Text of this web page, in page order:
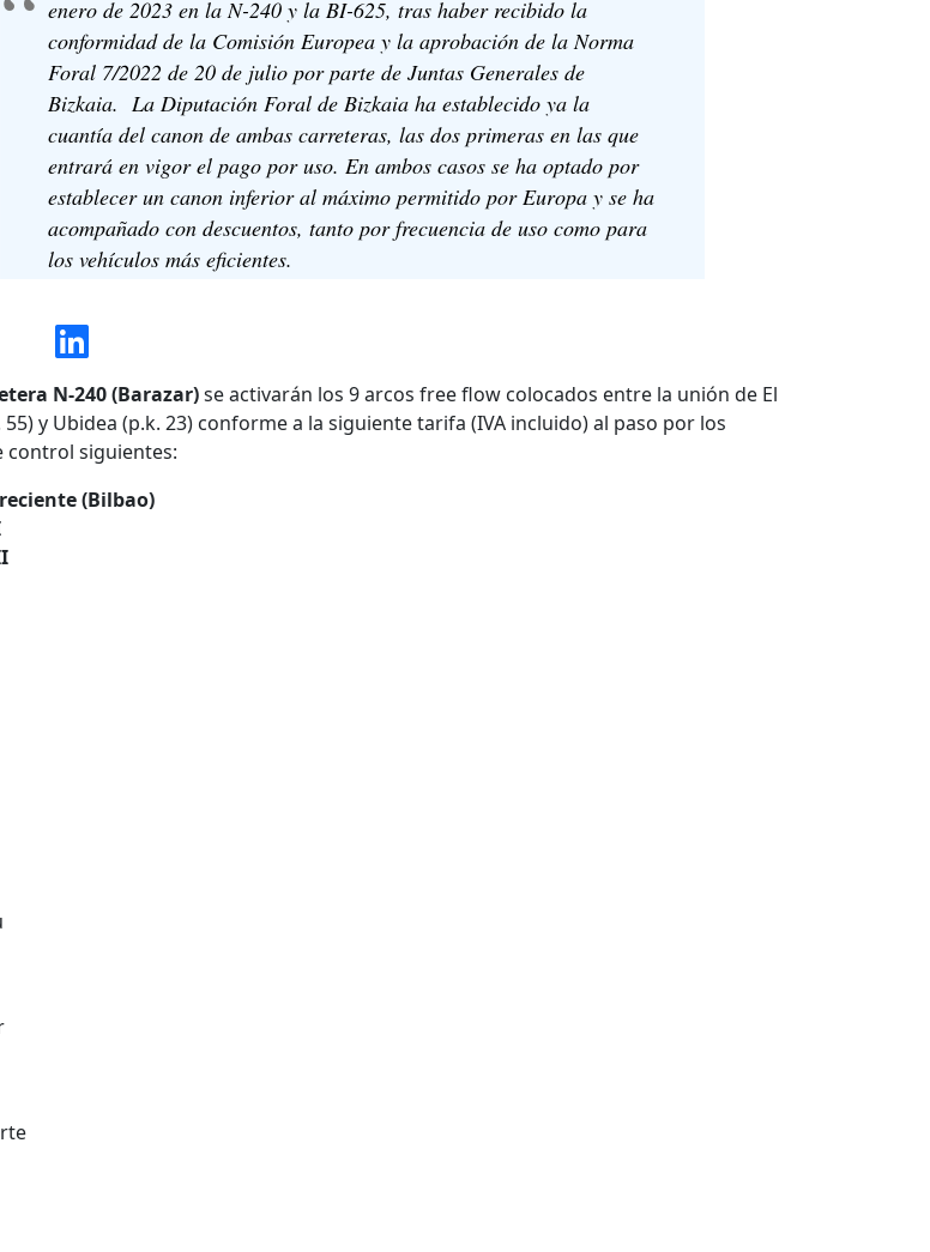
enero de 2023 en la N-240 y la BI-625, tras haber recibido la
conformidad de la Comisión Europea y la aprobación de la Norma
Foral 7/2022 de 20 de julio por parte de Juntas Generales de
Bizkaia. La Diputación Foral de Bizkaia ha establecido ya la
cuantía del canon de ambas carreteras, las dos primeras en las que
entrará en vigor el pago por uso. En ambos casos se ha optado por
establecer un canon inferior al máximo permitido por Europa y se ha
acompañado con descuentos, tanto por frecuencia de uso como para
los vehículos más eficientes.
N-240 (Barazar)se activarán los 9 arcos free flow colocados entre la unión de El
55) y Ubidea (p.k. 23) conforme a la siguiente tarifa (IVA incluido) al paso por los
control siguientes:
(Bilbao)